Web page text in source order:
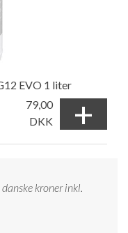
EVO 1 liter
79,00
DKK
+
kroner inkl.